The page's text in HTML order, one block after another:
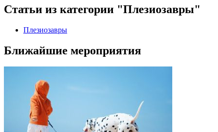
Статьи из категории "Плезиозавры"
Плезиозавры
Ближайшие мероприятия